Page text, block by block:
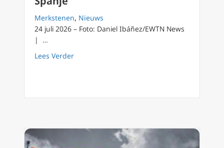
Merkstenen, Nieuws
24 juli 2026 – Foto: Daniel Ibáñez/EWTN News
| …
Lees Verderabout Enquête beoordeelt impact van